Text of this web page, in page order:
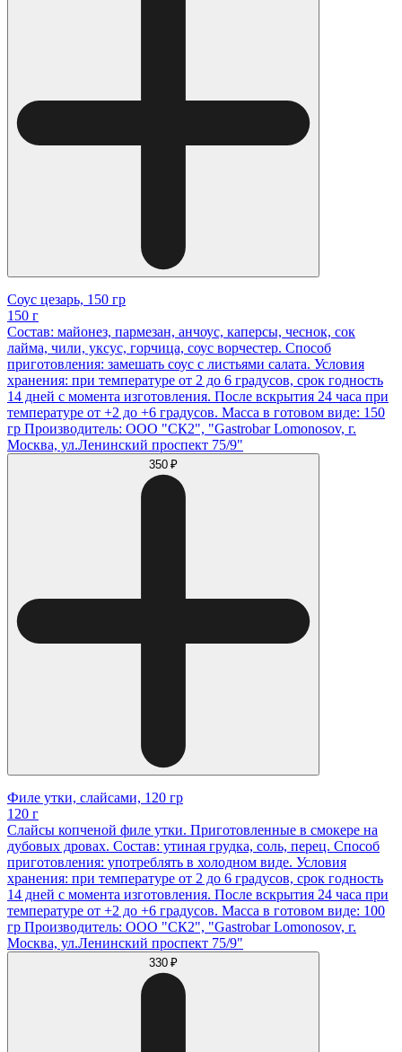
Соус цезарь, 150 гр
150 г
Состав: майонез, пармезан, анчоус, каперсы, чеснок, сок
лайма, чили, уксус, горчица, соус ворчестер. Способ
приготовления: замешать соус с листьями салата. Условия
хранения: при температуре от 2 до 6 градусов, срок годность
14 дней с момента изготовления. После вскрытия 24 часа при
температуре от +2 до +6 градусов. Масса в готовом виде: 150
гр Производитель: ООО "СК2", "Gastrobar Lomonosov, г.
Москва, ул.Ленинский проспект 75/9"
350 ₽
Филе утки, слайсами, 120 гр
120 г
Слайсы копченой филе утки. Приготовленные в смокере на
дубовых дровах. Состав: утиная грудка, соль, перец. Способ
приготовления: употреблять в холодном виде. Условия
хранения: при температуре от 2 до 6 градусов, срок годность
14 дней с момента изготовления. После вскрытия 24 часа при
температуре от +2 до +6 градусов. Масса в готовом виде: 100
гр Производитель: ООО "СК2", "Gastrobar Lomonosov, г.
Москва, ул.Ленинский проспект 75/9"
330 ₽